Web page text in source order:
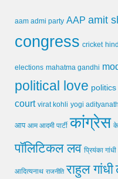
aam admi party AAP amit
congress cricket
elections mahatma gandhi
political love politics
court virat kohli yogi adityanath
आप आम आदमी पार्टी कांग्रेस
पॉलिटिकल लव प्रियंका गांधी
आदित्यनाथ राजनीति राहुल गांधी